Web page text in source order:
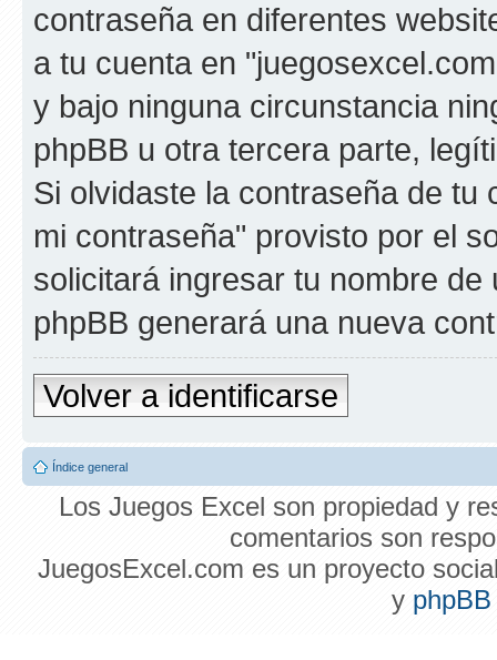
contraseña en diferentes
a tu cuenta en
y bajo ninguna circunstancia
phpBB u otra tercera parte,
Si olvidaste la contraseña de
mi contraseña" provisto por el
solicitará ingresar tu nombre
phpBB generará una nueva
Volver a identificarse
Índice general
Los Juegos Excel son propiedad y
comentarios son
JuegosExcel.com es un proyecto
y phpBB